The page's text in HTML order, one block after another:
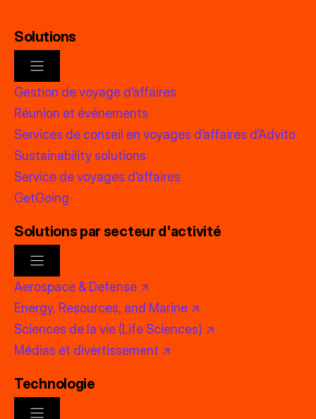
Solutions
Gestion de voyage d’affaires
Réunion et événements
Services de conseil en voyages d’affaires d’Advito
Sustainability solutions
Service de voyages d’affaires
GetGoing
Solutions par secteur d'activité
Aerospace & Defense ↗
Energy, Resources, and Marine ↗
Sciences de la vie (Life Sciences) ↗
Médias et divertissement ↗
Technologie